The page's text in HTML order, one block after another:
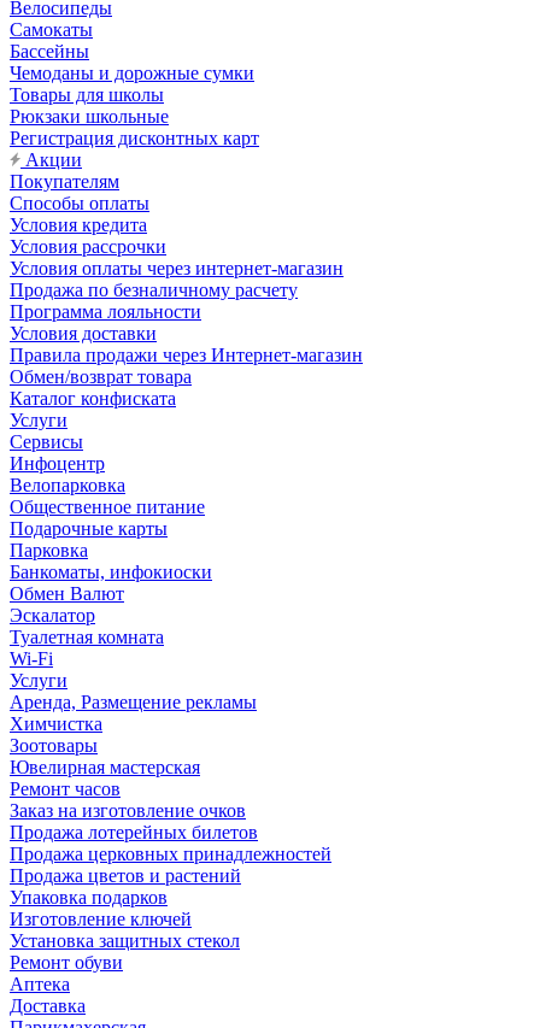
Велосипеды
Самокаты
Бассейны
Чемоданы и дорожные сумки
Товары для школы
Рюкзаки школьные
Регистрация дисконтных карт
Акции
Покупателям
Способы оплаты
Условия кредита
Условия рассрочки
Условия оплаты через интернет-магазин
Продажа по безналичному расчету
Программа лояльности
Условия доставки
Правила продажи через Интернет-магазин
Обмен/возврат товара
Каталог конфиската
Услуги
Сервисы
Инфоцентр
Велопарковка
Общественное питание
Подарочные карты
Парковка
Банкоматы, инфокиоски
Обмен Валют
Эскалатор
Туалетная комната
Wi-Fi
Услуги
Аренда, Размещение рекламы
Химчистка
Зоотовары
Ювелирная мастерская
Ремонт часов
Заказ на изготовление очков
Продажа лотерейных билетов
Продажа церковных принадлежностей
Продажа цветов и растений
Упаковка подарков
Изготовление ключей
Установка защитных стекол
Ремонт обуви
Аптека
Доставка